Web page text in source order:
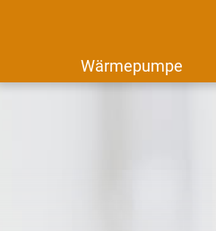
Wärmepumpe